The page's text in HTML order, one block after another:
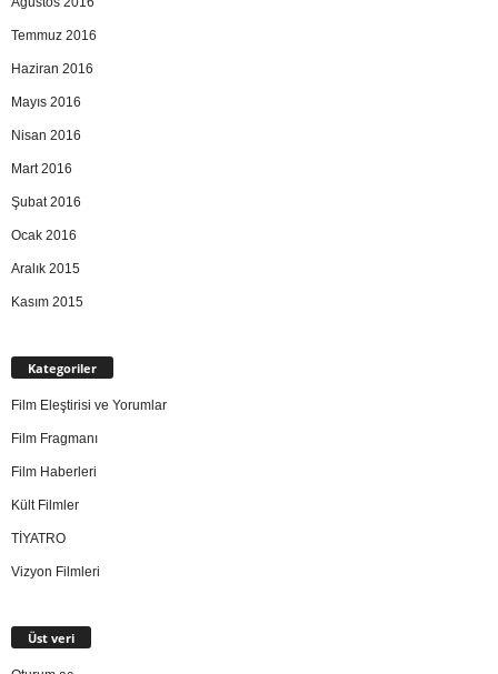
Temmuz 2016
Haziran 2016
Mayıs 2016
Nisan 2016
Mart 2016
Şubat 2016
Ocak 2016
Aralık 2015
Kasım 2015
Kategoriler
Film Eleştirisi ve Yorumlar
Film Fragmanı
Film Haberleri
Kült Filmler
TİYATRO
Vizyon Filmleri
Üst veri